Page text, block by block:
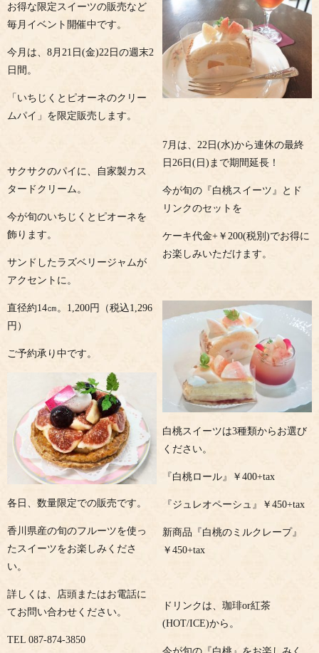
お得な限定スイーツの販売など
毎月イベント開催中です。
今月は、8月21日(金)22日の週末2
日間。
「いちじくとピオーネのクリー
ムパイ」を限定販売します。
サクサクのパイに、自家製カス
タードクリーム。
今が旬のいちじくとピオーネを
飾ります。
サンドしたラズベリージャムが
アクセントに。
直径約14㎝。1,200円（税込1,296
円）
ご予約承り中です。
各日、数量限定での販売です。
香川県産の旬のフルーツを使っ
たスイーツをお楽しみくださ
い。
詳しくは、店頭またはお電話に
てお問い合わせください。
TEL 087-874-3850
7月は、22日(水)から連休の最終
日26日(日)まで期間延長！
今が旬の『白桃スイーツ』とド
リンクのセットを
ケーキ代金+￥200(税別)でお得に
お楽しみいただけます。
白桃スイーツは3種類からお選び
ください。
『白桃ロール』￥400+tax
『ジュレオペーシュ』￥450+tax
新商品『白桃のミルクレープ』
￥450+tax
ドリンクは、珈琲or紅茶
(HOT/ICE)から。